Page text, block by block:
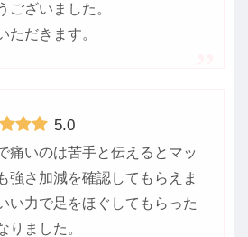
ございました。
ただきます。
5.0
痛いのは苦手と伝えるとマッ
強さ加減を確認してもらえま
い力で足をほぐしてもらった
りました。